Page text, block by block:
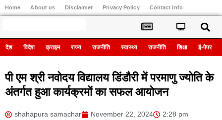
Home About us Disclaimer Privacy Policy Contact Info
देश विदेश क्राइम राज्य राजनीति स्वास्थ्य राजनीति शिक्षा ई-पेपर
पी एम श्री नवोदय विद्यालय डिंडौरी में परमाणु ज्योति के
अंतर्गत हुआ कार्यक्रमों का सफल आयोजन
shahapura samachar November 22, 2024
2:28 pm